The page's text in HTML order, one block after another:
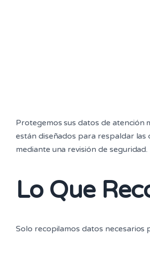
Protegemos sus datos de atención
están diseñados para respaldar las
mediante una revisión de
Lo Que
Solo recopilamos datos necesarios